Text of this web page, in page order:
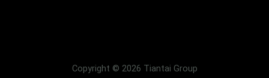
Copyright © 2026 Tiantai Group